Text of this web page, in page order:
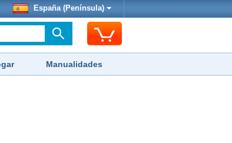
España (Península)
Manualidades